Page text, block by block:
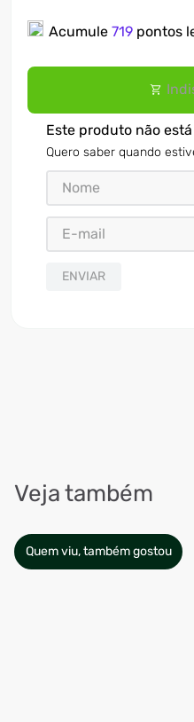
Acumule 719 pontos
Este produto não
Quero saber quando
ENVIAR
Veja também
Quem viu, também gostou